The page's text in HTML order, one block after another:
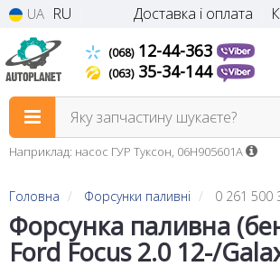
UA RU Доставка і оплата
(068)12-44-363
(063)35-34-144
Яку запчастину шукаєте?
Наприклад: насос ГУР Туксон, 06H905601A
Головна Форсунки паливні 0 261 500
Форсунка паливна
Ford Focus 2.0 12-/